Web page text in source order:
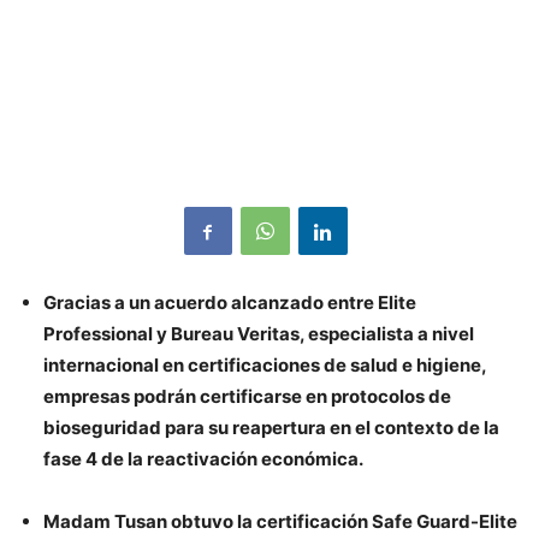
Gracias a un acuerdo alcanzado entre Elite
Professional y Bureau Veritas, especialista a nivel
internacional en certificaciones de salud e higiene,
empresas podrán certificarse en protocolos de
bioseguridad para su reapertura en el contexto de la
fase 4 de la reactivación económica.
Madam Tusan obtuvo la certificación Safe Guard-Elite